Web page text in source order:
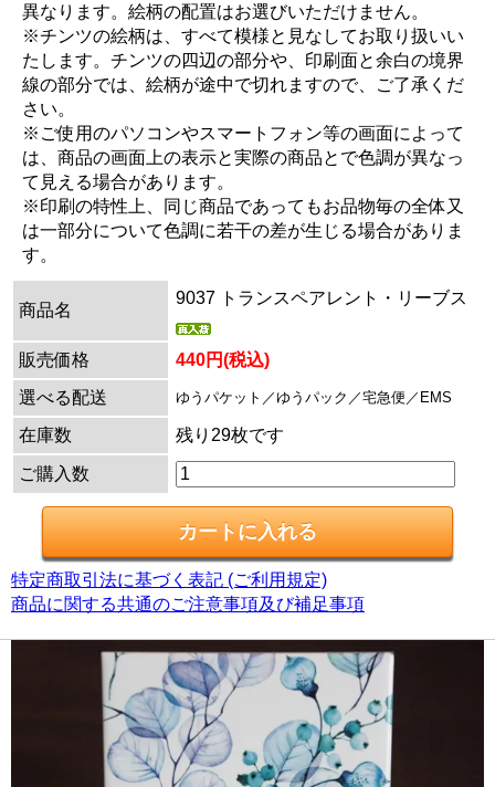
異なります。絵柄の配置はお選びいただけません。
※チンツの絵柄は、すべて模様と見なしてお取り扱いい
たします。チンツの四辺の部分や、印刷面と余白の境界
線の部分では、絵柄が途中で切れますので、ご了承くだ
さい。
※ご使用のパソコンやスマートフォン等の画面によって
は、商品の画面上の表示と実際の商品とで色調が異なっ
て見える場合があります。
※印刷の特性上、同じ商品であってもお品物毎の全体又
は一部分について色調に若干の差が生じる場合がありま
す。
商品名
9037 トランスペアレント・リーブス
販売価格
440円(税込)
選べる配送
ゆうパケット／ゆうパック／宅急便／EMS
在庫数 残り29枚です
ご購入数
特定商取引法に基づく表記 (ご利用規定)
商品に関する共通のご注意事項及び補足事項